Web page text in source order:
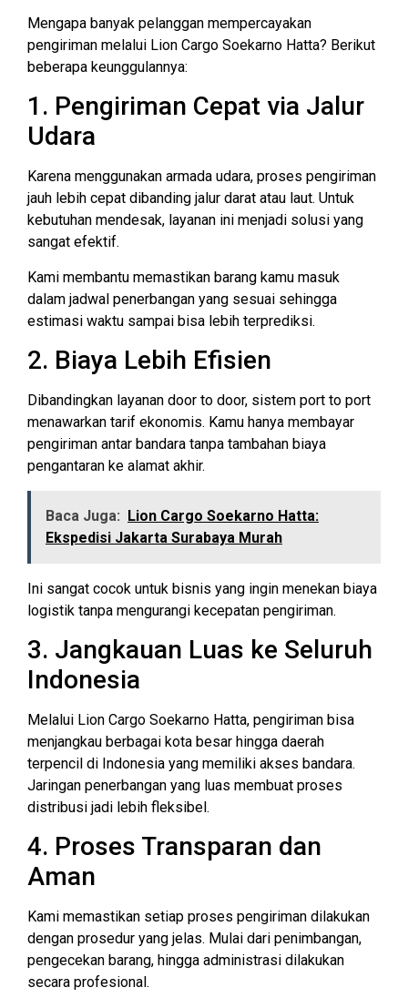
Mengapa banyak pelanggan mempercayakan
pengiriman melalui Lion Cargo Soekarno Hatta? Berikut
beberapa keunggulannya:
1. Pengiriman Cepat via Jalur
Udara
Karena menggunakan armada udara, proses pengiriman
jauh lebih cepat dibanding jalur darat atau laut. Untuk
kebutuhan mendesak, layanan ini menjadi solusi yang
sangat efektif.
Kami membantu memastikan barang kamu masuk
dalam jadwal penerbangan yang sesuai sehingga
estimasi waktu sampai bisa lebih terprediksi.
2. Biaya Lebih Efisien
Dibandingkan layanan door to door, sistem port to port
menawarkan tarif ekonomis. Kamu hanya membayar
pengiriman antar bandara tanpa tambahan biaya
pengantaran ke alamat akhir.
Baca Juga: Lion Cargo Soekarno Hatta:
Ekspedisi Jakarta Surabaya Murah
Ini sangat cocok untuk bisnis yang ingin menekan biaya
logistik tanpa mengurangi kecepatan pengiriman.
3. Jangkauan Luas ke Seluruh
Indonesia
Melalui Lion Cargo Soekarno Hatta, pengiriman bisa
menjangkau berbagai kota besar hingga daerah
terpencil di Indonesia yang memiliki akses bandara.
Jaringan penerbangan yang luas membuat proses
distribusi jadi lebih fleksibel.
4. Proses Transparan dan
Aman
Kami memastikan setiap proses pengiriman dilakukan
dengan prosedur yang jelas. Mulai dari penimbangan,
pengecekan barang, hingga administrasi dilakukan
secara profesional.